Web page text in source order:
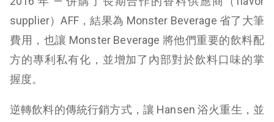
supplier）AFF，結果為 Monster Beverage 省了大筆
費用，也讓 Monster Beverage 將他們重要的飲料配
方的專利私有化，並增加了內部對於飲料口味的掌
握度。
逆轉飲料的傳統行銷方式，讓 Hansen 浴火重生，並